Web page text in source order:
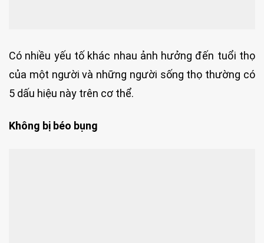
Có nhiều yếu tố khác nhau ảnh hưởng đến tuổi thọ
của một người và những người sống thọ thường có
5 dấu hiệu này trên cơ thể.
Không bị béo bụng